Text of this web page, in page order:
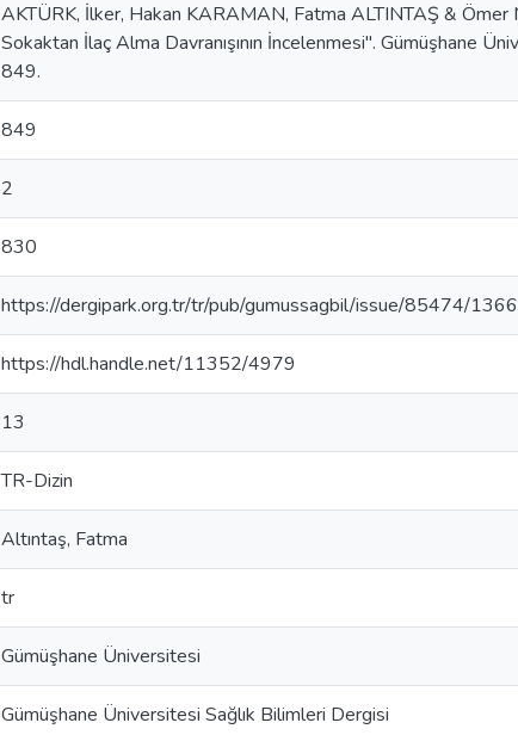
AKTÜRK, İlker, Hakan KARAMAN, Fatma ALTINTAŞ &
Sokaktan İlaç Alma Davranışının İncelenmesi". Gümüşhane
849.
849
2
830
https://dergipark.org.tr/tr/pub/gumussagbil/issue/85474/
https://hdl.handle.net/11352/4979
13
TR-Dizin
Altıntaş, Fatma
tr
Gümüşhane Üniversitesi
Gümüşhane Üniversitesi Sağlık Bilimleri Dergisi